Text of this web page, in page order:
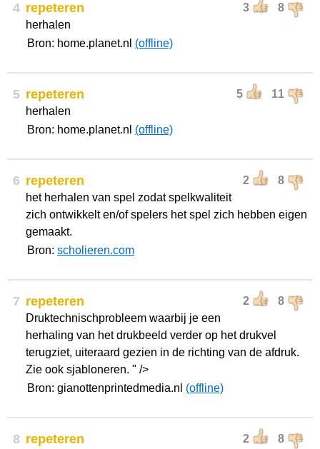
4 3 8
repeteren
herhalen
Bron: home.planet.nl (offline)
5 5 11
repeteren
herhalen
Bron: home.planet.nl (offline)
6 2 8
repeteren
het herhalen van spel zodat spelkwaliteit
zich ontwikkelt en/of spelers het spel zich hebben eigen
gemaakt.
Bron: scholieren.com
7 2 8
repeteren
Druktechnischprobleem waarbij je een
herhaling van het drukbeeld verder op het drukvel
terugziet, uiteraard gezien in de richting van de afdruk.
Zie ook sjabloneren. " />
Bron: gianottenprintedmedia.nl (offline)
8 2 8
repeteren